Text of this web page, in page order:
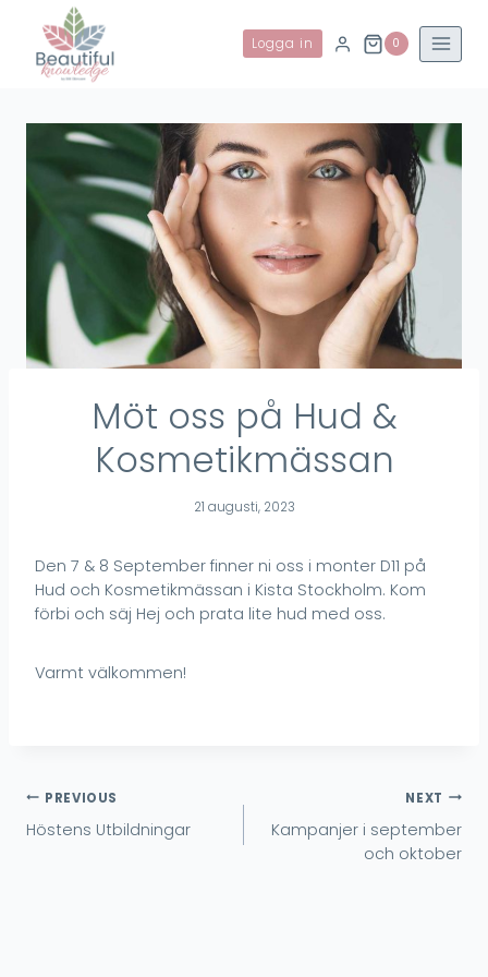
content
Logga in 0
Möt oss på Hud &
Kosmetikmässan
21 augusti, 2023
Den 7 & 8 September finner ni oss i monter D11 på
Hud och Kosmetikmässan i Kista Stockholm. Kom
förbi och säj Hej och prata lite hud med oss.
Varmt välkommen!
Inläggsnavigering
PREVIOUS
Höstens Utbildningar
NEXT
Kampanjer i september
och oktober